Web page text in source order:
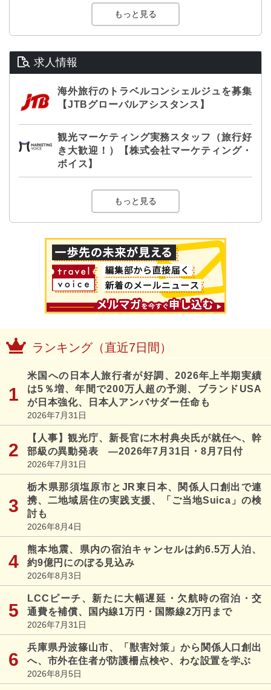
もっと見る
求人情報
海外旅行のトラベルコンシェルジュを募集
【JTBグローバルアシスタンス】
観光マーケティング実務スタッフ（旅行好
き大歓迎！）【株式会社マーケティング・
ボイス】
もっと見る
ランキング（直近7日間）
米国への日本人旅行者が好調、2026年上半期実績
は5％増、年間で200万人超の予測、ブランドUSA
が日本強化、日本人アンバサダー任命も
2026年7月31日
【人事】観光庁、新長官に木村典央氏が就任へ、幹
部級の異動発表 ―2026年7月31日・8月7日付
2026年7月31日
栃木県那須塩原市とJR東日本、関係人口創出で連
携、二地域居住の実践支援、「ご当地Suica」の検
討も
2026年8月4日
熊本地震、県内の宿泊キャンセルは約6.5万人泊、
約9億円にのぼる見込み
2026年8月3日
LCCピーチ、新たに大幅遅延・欠航時の宿泊・交
通費を補償、国内線1万円・国際線2万円まで
2026年7月31日
兵庫県丹波篠山市、「獣害対策」から関係人口創出
へ、市外在住者が防護柵点検や、わな設置を学ぶ
2026年8月5日